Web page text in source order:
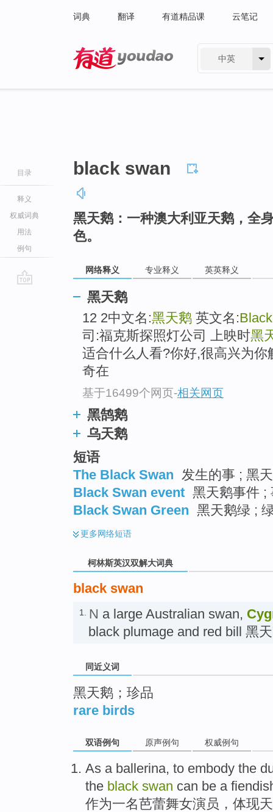
词典 翻译 有道精品课 云笔记
中英
目录
释义
权威词典
用法
例句
black swan
黑天鹅：一种澳大利亚天鹅，全
色。
网络释义 专业释义 英英释义
黑天鹅
12 2中文名:黑天鹅 英文名:
司:福克斯探照灯公司 上映时黑
适合什么人看?你好,很高兴为
奇在
基于16499个网页-相关网页
黑鹄鹅
乌天鹅
短语
The Black Swan 发生的事 ; 黑
Black Swan event 黑天鹅事件 ;
Black Swan Green 黑天鹅绿 ;
更多网络短语
柯林斯英汉双解大词典
black swan
1. N a large Australian swan,
black plumage and red bill 黑
同近义词
黑天鹅；珍品
rare birds
双语例句 原声例句 权威例句
As a ballerina, to embody the
the black swan can be a
作为一名芭蕾舞女演员 ， 体现